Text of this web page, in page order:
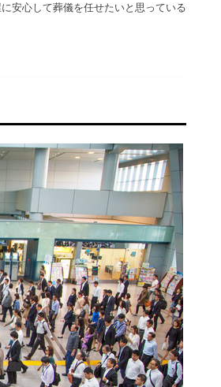
安心して葬儀を任せたいと思っている